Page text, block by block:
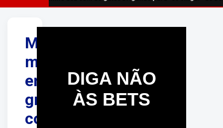
Motorista
morre
em
grave
colisão
DIGA NÃO
ÀS BETS